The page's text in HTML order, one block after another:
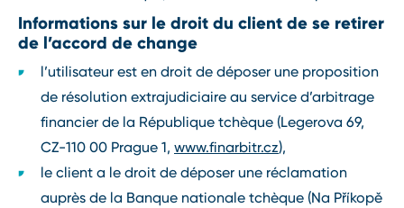
Informations sur le droit du client de se retirer
de l’accord de change
l’utilisateur est en droit de déposer une proposition
de résolution extrajudiciaire au service d’arbitrage
financier de la République tchèque (Legerova 69,
CZ-110 00 Prague 1, www.finarbitr.cz),
le client a le droit de déposer une réclamation
auprès de la Banque nationale tchèque (Na Příkopě